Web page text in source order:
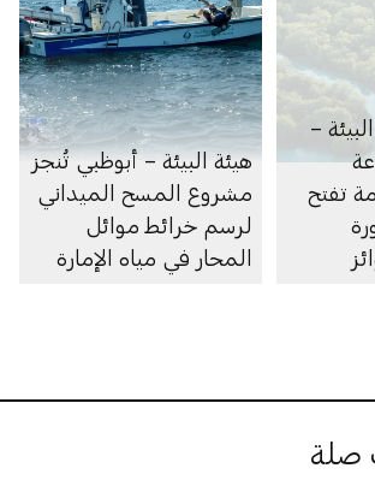
–
تفتح
هيئة البيئة – أبوظبي تُنجز
مشروع المسح الميداني
لرسم خرائط موائل
المحار في مياه الإمارة
صلة